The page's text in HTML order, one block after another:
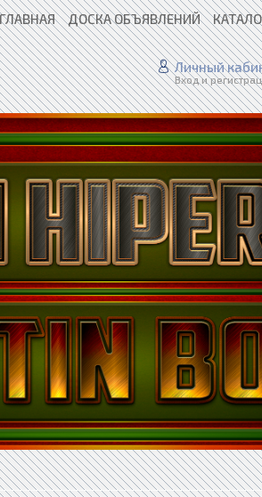
ГЛАВНАЯ ДОСКА ОБЪЯВЛЕНИЙ
Личный
Вход и